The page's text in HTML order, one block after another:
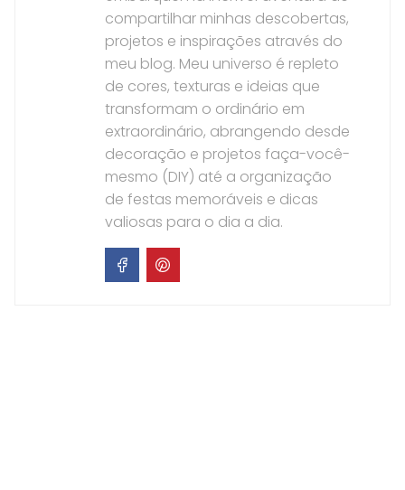
compartilhar minhas descobertas,
projetos e inspirações através do
meu blog. Meu universo é repleto
de cores, texturas e ideias que
transformam o ordinário em
extraordinário, abrangendo desde
decoração e projetos faça-você-
mesmo (DIY) até a organização
de festas memoráveis e dicas
valiosas para o dia a dia.